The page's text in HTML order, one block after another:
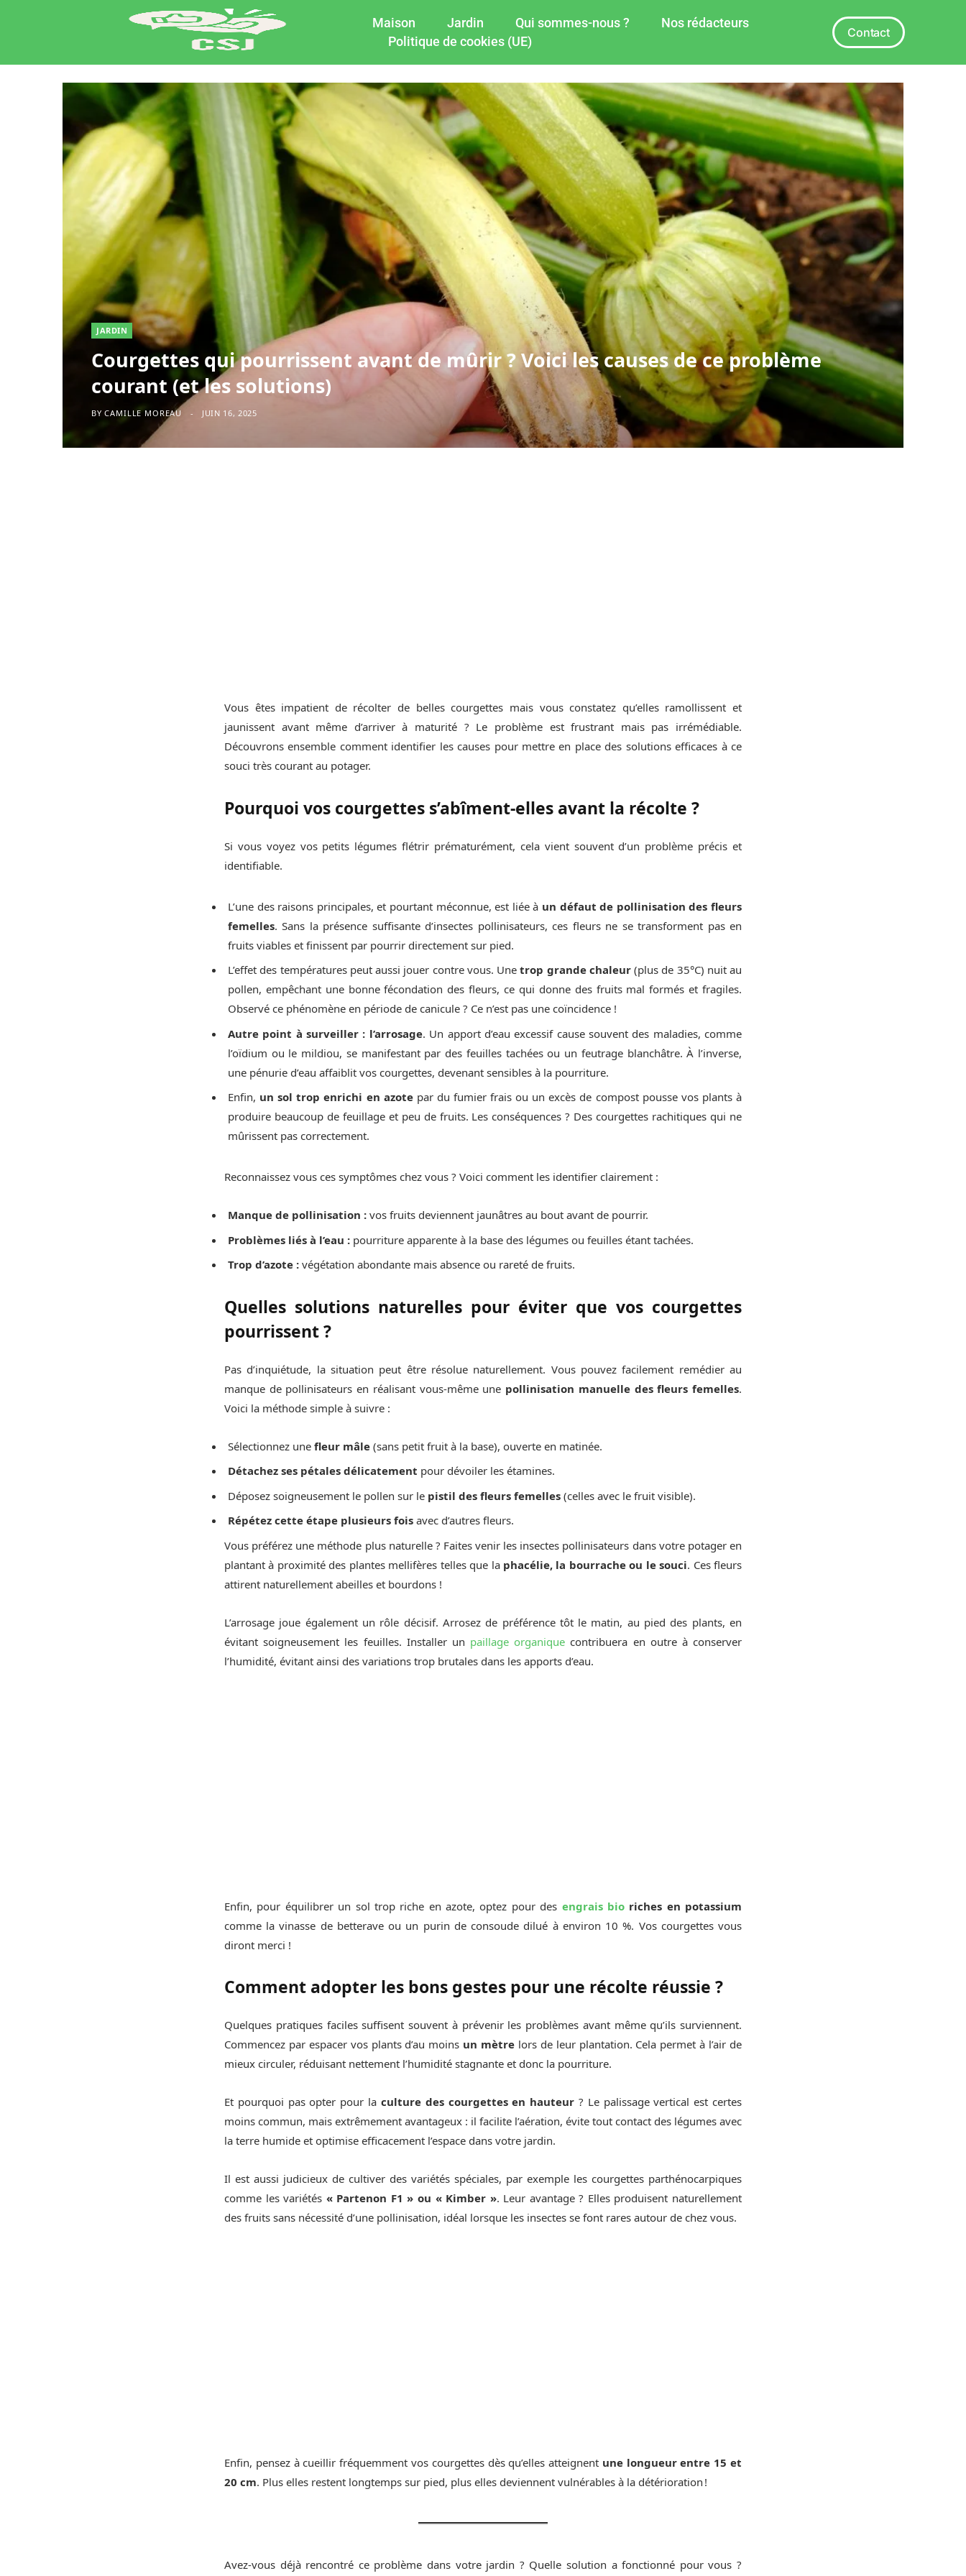
Maison Jardin Qui sommes-nous ?
Nos rédacteurs
Politique de cookies (UE)
Contact
JARDIN
Courgettes qui pourrissent avant de mûrir ? Voici les causes de ce problème
courant (et les solutions)
BY CAMILLE MOREAU JUIN 16, 2025
Vous êtes impatient de récolter de belles courgettes mais vous constatez qu’elles ramollissent et
jaunissent avant même d’arriver à maturité ? Le problème est frustrant mais pas irrémédiable.
Découvrons ensemble comment identifier les causes pour mettre en place des solutions efficaces à ce
souci très courant au potager.
Pourquoi vos courgettes s’abîment-elles avant la récolte ?
Si vous voyez vos petits légumes flétrir prématurément, cela vient souvent d’un problème précis et
identifiable.
L’une des raisons principales, et pourtant méconnue, est liée à un défaut de pollinisation des fleurs
femelles. Sans la présence suffisante d’insectes pollinisateurs, ces fleurs ne se transforment pas en
fruits viables et finissent par pourrir directement sur pied.
L’effet des températures peut aussi jouer contre vous. Unetrop grande chaleur(plus de 35°C) nuit au
pollen, empêchant une bonne fécondation des fleurs, ce qui donne des fruits mal formés et fragiles.
Observé ce phénomène en période de canicule ? Ce n’est pas une coïncidence !
Autre point à surveiller : l’arrosage. Un apport d’eau excessif cause souvent des maladies, comme
l’oïdium ou le mildiou, se manifestant par des feuilles tachées ou un feutrage blanchâtre. À l’inverse,
une pénurie d’eau affaiblit vos courgettes, devenant sensibles à la pourriture.
Enfin, un sol trop enrichi en azote par du fumier frais ou un excès de compost pousse vos plants à
produire beaucoup de feuillage et peu de fruits. Les conséquences ? Des courgettes rachitiques qui ne
mûrissent pas correctement.
Reconnaissez vous ces symptômes chez vous ? Voici comment les identifier clairement :
Manque de pollinisation : vos fruits deviennent jaunâtres au bout avant de pourrir.
Problèmes liés à l’eau : pourriture apparente à la base des légumes ou feuilles étant tachées.
Trop d’azote : végétation abondante mais absence ou rareté de fruits.
Quelles solutions naturelles pour éviter que vos courgettes
pourrissent ?
Pas d’inquiétude, la situation peut être résolue naturellement. Vous pouvez facilement remédier au
manque de pollinisateurs en réalisant vous-même une pollinisation manuelle des fleurs femelles.
Voici la méthode simple à suivre :
Sélectionnez une fleur mâle (sans petit fruit à la base), ouverte en matinée.
Détachez ses pétales délicatement pour dévoiler les étamines.
Déposez soigneusement le pollen sur le pistil des fleurs femelles (celles avec le fruit visible).
Répétez cette étape plusieurs fois avec d’autres fleurs.
Vous préférez une méthode plus naturelle ? Faites venir les insectes pollinisateurs dans votre potager en
plantant à proximité des plantes mellifères telles que la phacélie, la bourrache ou le souci. Ces fleurs
attirent naturellement abeilles et bourdons !
L’arrosage joue également un rôle décisif. Arrosez de préférence tôt le matin, au pied des plants, en
évitant soigneusement les feuilles. Installer un paillage organiquecontribuera en outre à conserver
l’humidité, évitant ainsi des variations trop brutales dans les apports d’eau.
Enfin, pour équilibrer un sol trop riche en azote, optez pour des engrais bioriches en potassium
comme la vinasse de betterave ou un purin de consoude dilué à environ 10 %. Vos courgettes vous
diront merci !
Comment adopter les bons gestes pour une récolte réussie ?
Quelques pratiques faciles suffisent souvent à prévenir les problèmes avant même qu’ils surviennent.
Commencez par espacer vos plants d’au moins un mètre lors de leur plantation. Cela permet à l’air de
mieux circuler, réduisant nettement l’humidité stagnante et donc la pourriture.
Et pourquoi pas opter pour la culture des courgettes en hauteur ? Le palissage vertical est certes
moins commun, mais extrêmement avantageux : il facilite l’aération, évite tout contact des légumes avec
la terre humide et optimise efficacement l’espace dans votre jardin.
Il est aussi judicieux de cultiver des variétés spéciales, par exemple les courgettes parthénocarpiques
comme les variétés « Partenon F1 » ou « Kimber ». Leur avantage ? Elles produisent naturellement
des fruits sans nécessité d’une pollinisation, idéal lorsque les insectes se font rares autour de chez vous.
Enfin, pensez à cueillir fréquemment vos courgettes dès qu’elles atteignent une longueur entre 15 et
20 cm. Plus elles restent longtemps sur pied, plus elles deviennent vulnérables à la détérioration !
Avez-vous déjà rencontré ce problème dans votre jardin ? Quelle solution a fonctionné pour vous ?